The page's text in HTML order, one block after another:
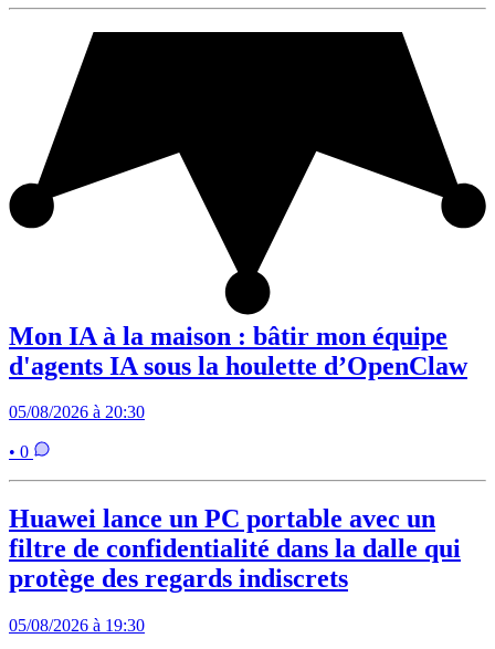
Mon IA à la maison : bâtir mon équipe
d'agents IA sous la houlette d’OpenClaw
05/08/2026 à 20:30
• 0
Huawei lance un PC portable avec un
filtre de confidentialité dans la dalle qui
protège des regards indiscrets
05/08/2026 à 19:30